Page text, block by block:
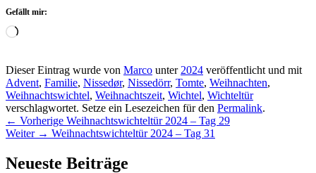
Gefällt mir:
Wird
Dieser Eintrag wurde von Marco unter 2024 veröffentlicht und mit
Advent, Familie, Nissedør, Nissedörr, Tomte, Weihnachten,
Weihnachtswichtel, Weihnachtszeit, Wichtel, Wichteltür
verschlagwortet. Setze ein Lesezeichen für den Permalink.
Beitragsnavigation
← Vorherige Vorheriger
Beitrag:
Weihnachtswichteltür 2024 – Tag 29
Weiter → Nächster
Weihnachtswichteltür 2024 – Tag 31
Primärer
Neueste Beiträge